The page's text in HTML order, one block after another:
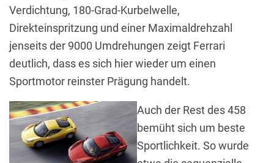
Verdichtung, 180-Grad-Kurbelwelle,
Direkteinspritzung und einer Maximaldrehzahl
jenseits der 9000 Umdrehungen zeigt Ferrari
deutlich, dass es sich hier wieder um einen
Sportmotor reinster Prägung handelt.
Auch der Rest des 458
bemüht sich um beste
Sportlichkeit. So wurde